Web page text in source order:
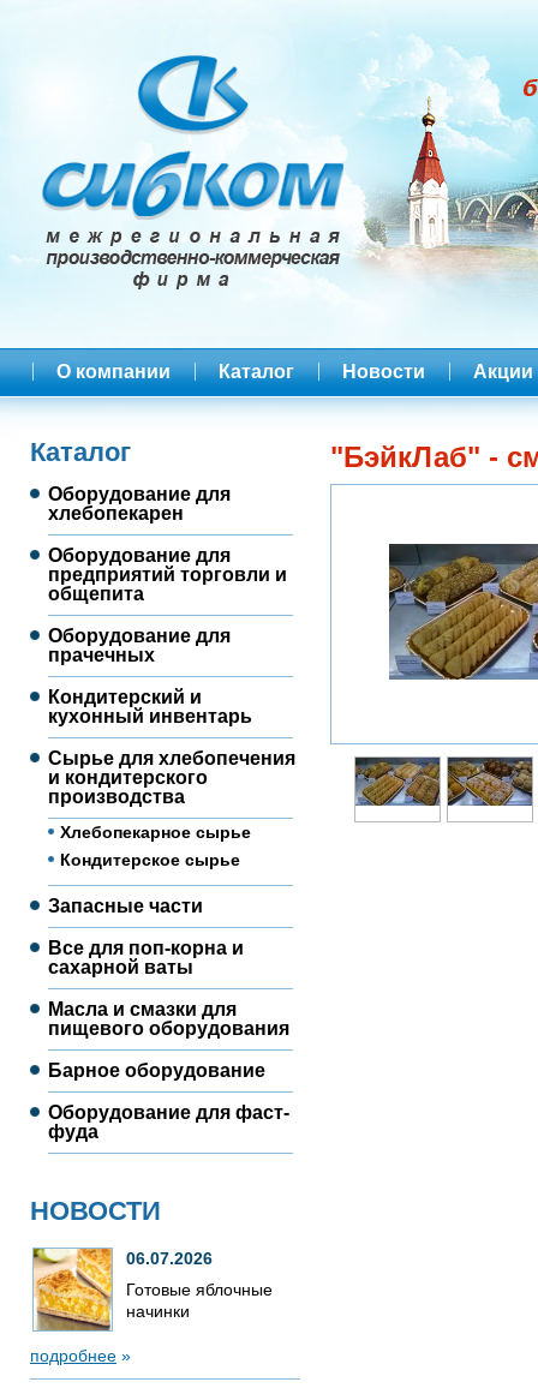
О компании Каталог Новости Акции
Каталог
Оборудование для
хлебопекарен
Оборудование для
предприятий торговли и
общепита
Оборудование для
прачечных
Кондитерский и
кухонный инвентарь
Сырье для хлебопечения
и кондитерского
производства
Хлебопекарное сырье
Кондитерское сырье
Запасные части
Все для поп-корна и
сахарной ваты
Масла и смазки для
пищевого оборудования
Барное оборудование
Оборудование для фаст-
фуда
НОВОСТИ
06.07.2026
Готовые яблочные
начинки
подробнее »
"БэйкЛаб" -